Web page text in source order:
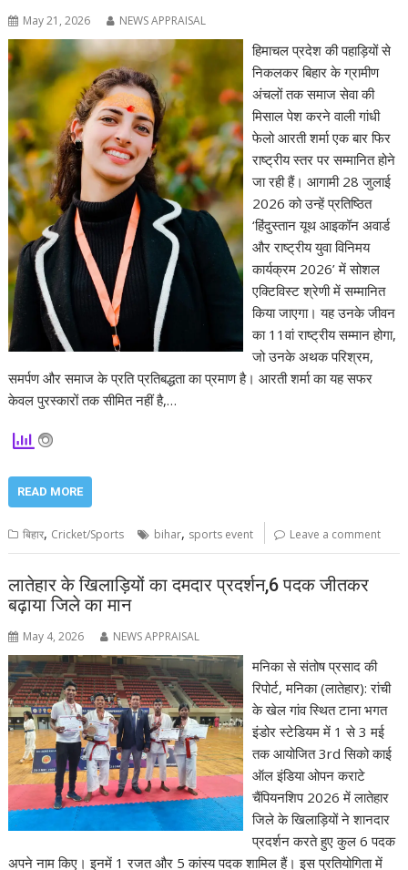
May 21, 2026 NEWS APPRAISAL
हिमाचल प्रदेश की पहाड़ियों से
निकलकर बिहार के ग्रामीण
अंचलों तक समाज सेवा की
मिसाल पेश करने वाली गांधी
फेलो आरती शर्मा एक बार फिर
राष्ट्रीय स्तर पर सम्मानित होने
जा रही हैं। आगामी 28 जुलाई
2026 को उन्हें प्रतिष्ठित
‘हिंदुस्तान यूथ आइकॉन अवार्ड
और राष्ट्रीय युवा विनिमय
कार्यक्रम 2026’ में सोशल
एक्टिविस्ट श्रेणी में सम्मानित
किया जाएगा। यह उनके जीवन
का 11वां राष्ट्रीय सम्मान होगा,
जो उनके अथक परिश्रम,
समर्पण और समाज के प्रति प्रतिबद्धता का प्रमाण है। आरती शर्मा का यह सफर
केवल पुरस्कारों तक सीमित नहीं है,…
READ MORE
बिहार, Cricket/Sports bihar, sports event Leave a comment
लातेहार के खिलाड़ियों का दमदार प्रदर्शन,6 पदक जीतकर
बढ़ाया जिले का मान
May 4, 2026 NEWS APPRAISAL
मनिका से संतोष प्रसाद की
रिपोर्ट, मनिका (लातेहार): रांची
के खेल गांव स्थित टाना भगत
इंडोर स्टेडियम में 1 से 3 मई
तक आयोजित 3rd सिको काई
ऑल इंडिया ओपन कराटे
चैंपियनशिप 2026 में लातेहार
जिले के खिलाड़ियों ने शानदार
प्रदर्शन करते हुए कुल 6 पदक
अपने नाम किए। इनमें 1 रजत और 5 कांस्य पदक शामिल हैं। इस प्रतियोगिता में